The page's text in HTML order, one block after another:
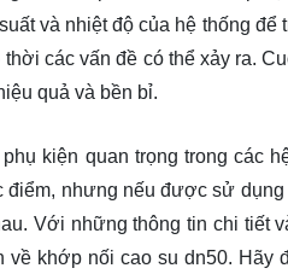
và nhiệt độ của hệ thống
các vấn đề có thể xảy ra.
quả và bền bỉ.
kiện quan trọng trong các
điểm, nhưng nếu được sử
Với những thông tin chi tiết
về khớp nối cao su dn50.